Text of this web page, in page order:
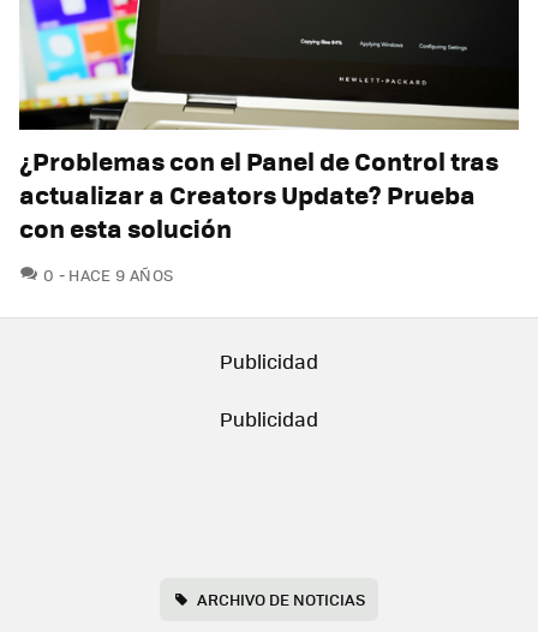
¿Problemas con el Panel de Control tras
actualizar a Creators Update? Prueba
con esta solución
0 COMENTARIOS
HACE 9 AÑOS
ARCHIVO DE NOTICIAS